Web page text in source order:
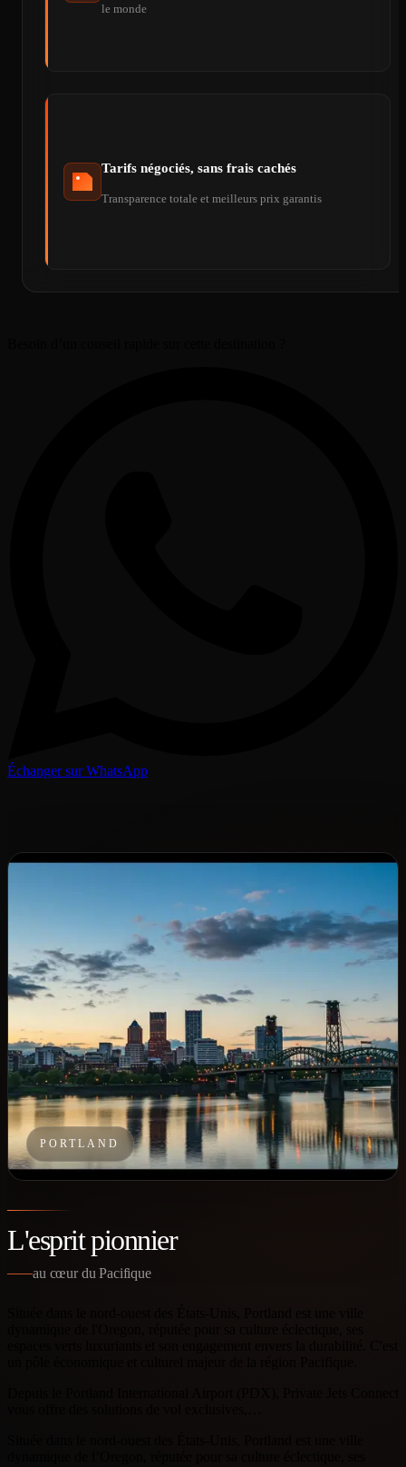
le monde
Tarifs négociés, sans frais cachés
Transparence totale et meilleurs prix garantis
Échanger sur WhatsApp
PORTLAND
L'esprit pionnier
au cœur du Pacifique